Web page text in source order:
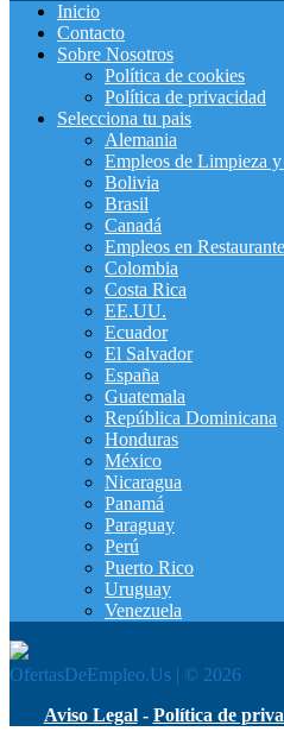
Inicio
Contacto
Sobre Nosotros
Política de cookies
Política de privacidad
Selecciona tu pais
Alemania
Empleos de Limpieza
Bolivia
Brasil
Canadá
Empleos en
Colombia
Costa Rica
EE.UU.
Ecuador
El Salvador
España
Guatemala
República Dominicana
Honduras
México
Nicaragua
Panamá
Paraguay
Perú
Puerto Rico
Uruguay
Venezuela
OfertasDeEmpleo.Us | © 2026
Aviso Legal- Política de